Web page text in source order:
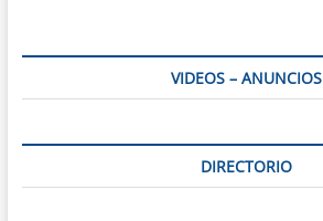
VIDEOS – ANUNCIOS
DIRECTORIO